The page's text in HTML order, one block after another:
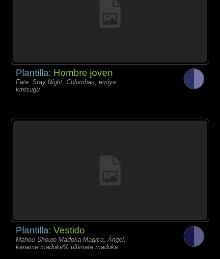
Plantilla: Hombre joven
Fate: Stay Night, Columbas, emiya
kiritsugu
Plantilla:Vestido
Mahou Shoujo Madoka Magica, Ángel,
kaname madoka% ultimate madoka